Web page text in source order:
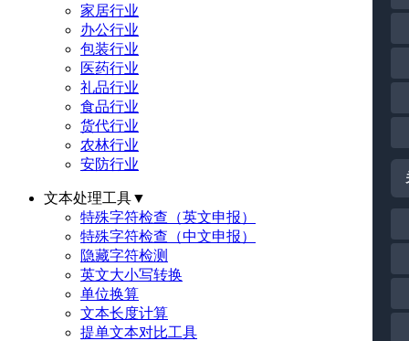
家居行业
办公行业
包装行业
医药行业
礼品行业
食品行业
货代行业
农林行业
安防行业
文本处理工具▼
特殊字符检查（英文申报）
特殊字符检查（中文申报）
隐藏字符检测
英文大小写转换
单位换算
文本长度计算
提单文本对比工具